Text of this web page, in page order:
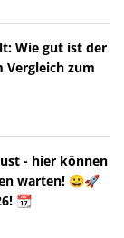
Wie gut ist der
Vergleich zum
- hier können
warten! 😀🚀
📆